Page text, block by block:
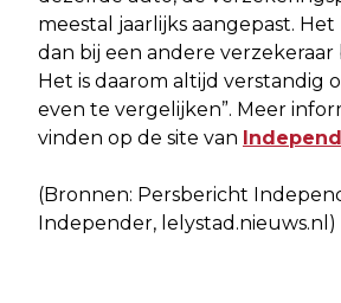
meestal jaarlijks aangepast.
dan bij een andere
Het is daarom altijd verstandig
even te vergelijken”. Meer
vinden op de site van
(Bronnen: Persbericht
Independer, lelystad.nieuws.nl)